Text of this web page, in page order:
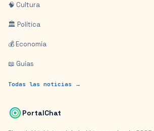
🧠 Cultura
🏛️ Política
💰 Economía
📖 Guías
Todas las noticias →
PortalChat